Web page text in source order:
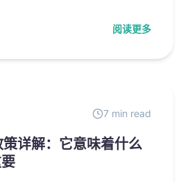
阅读更多
7 min read
详解：它意味着什么